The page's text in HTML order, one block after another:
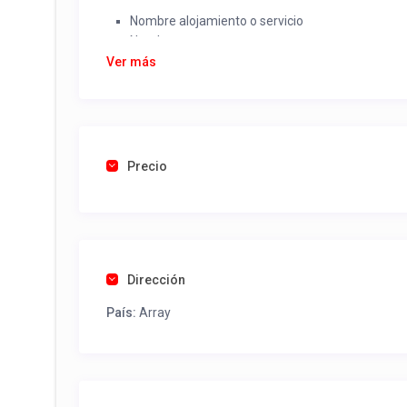
Nombre alojamiento o servicio
Nombre
Rut
Una vez recibido procederemos a activar su aviso
Ver más
Precio
Dirección
País: Array